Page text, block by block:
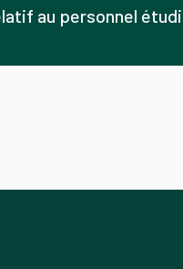
au personnel